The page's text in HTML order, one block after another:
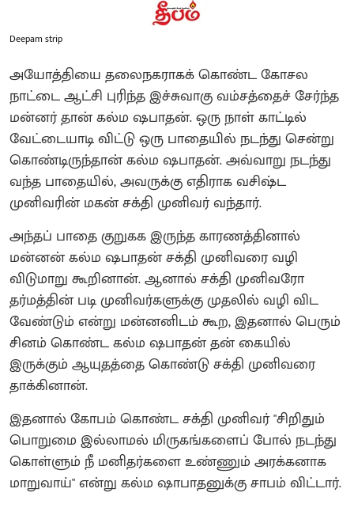
Deepam strip
அயோத்தியை தலைநகராகக் கொண்ட கோசல
நாட்டை ஆட்சி புரிந்த இச்சுவாகு வம்சத்தைச் சேர்ந்த
மன்னர் தான் கல்ம ஷபாதன். ஒரு நாள் காட்டில்
வேட்டையாடி விட்டு ஒரு பாதையில் நடந்து சென்று
கொண்டிருந்தான் கல்ம ஷபாதன். அவ்வாறு நடந்து
வந்த பாதையில், அவருக்கு எதிராக வசிஷ்ட
முனிவரின் மகன் சக்தி முனிவர் வந்தார்.
அந்தப் பாதை குறுகக இருந்த காரணத்தினால்
மன்னன் கல்ம ஷபாதன் சக்தி முனிவரை வழி
விடுமாறு கூறினான். ஆனால் சக்தி முனிவரோ
தர்மத்தின் படி முனிவர்களுக்கு முதலில் வழி விட
வேண்டும் என்று மன்னனிடம் கூற, இதனால் பெரும்
சினம் கொண்ட கல்ம ஷபாதன் தன் கையில்
இருக்கும் ஆயுதத்தை கொண்டு சக்தி முனிவரை
தாக்கினான்.
இதனால் கோபம் கொண்ட சக்தி முனிவர் "சிறிதும்
பொறுமை இல்லாமல் மிருகங்களைப் போல் நடந்து
கொள்ளும் நீ மனிதர்களை உண்ணும் அரக்கனாக
மாறுவாய்" என்று கல்ம ஷாபாதனுக்கு சாபம் விட்டார்.